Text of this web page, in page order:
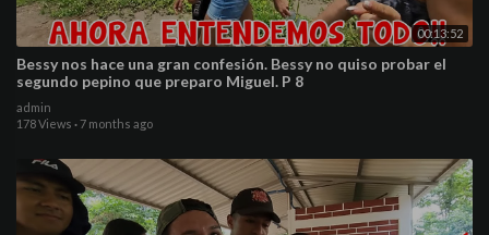
00:13:52
Bessy nos hace una gran confesión. Bessy no quiso probar el
segundo pepino que preparo Miguel. P 8
admin
178 Views ·7 months ago